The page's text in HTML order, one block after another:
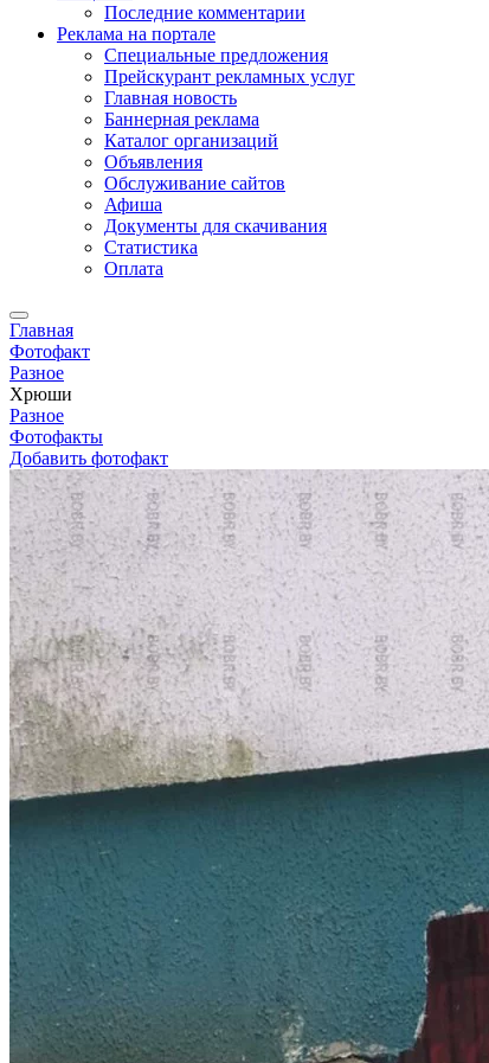
Последние комментарии
Реклама на портале
Специальные предложения
Прейскурант рекламных услуг
Главная новость
Баннерная реклама
Каталог организаций
Объявления
Обслуживание сайтов
Афиша
Документы для скачивания
Статистика
Оплата
Главная
Фотофакт
Разное
Хрюши
Разное
Фотофакты
Добавить фотофакт